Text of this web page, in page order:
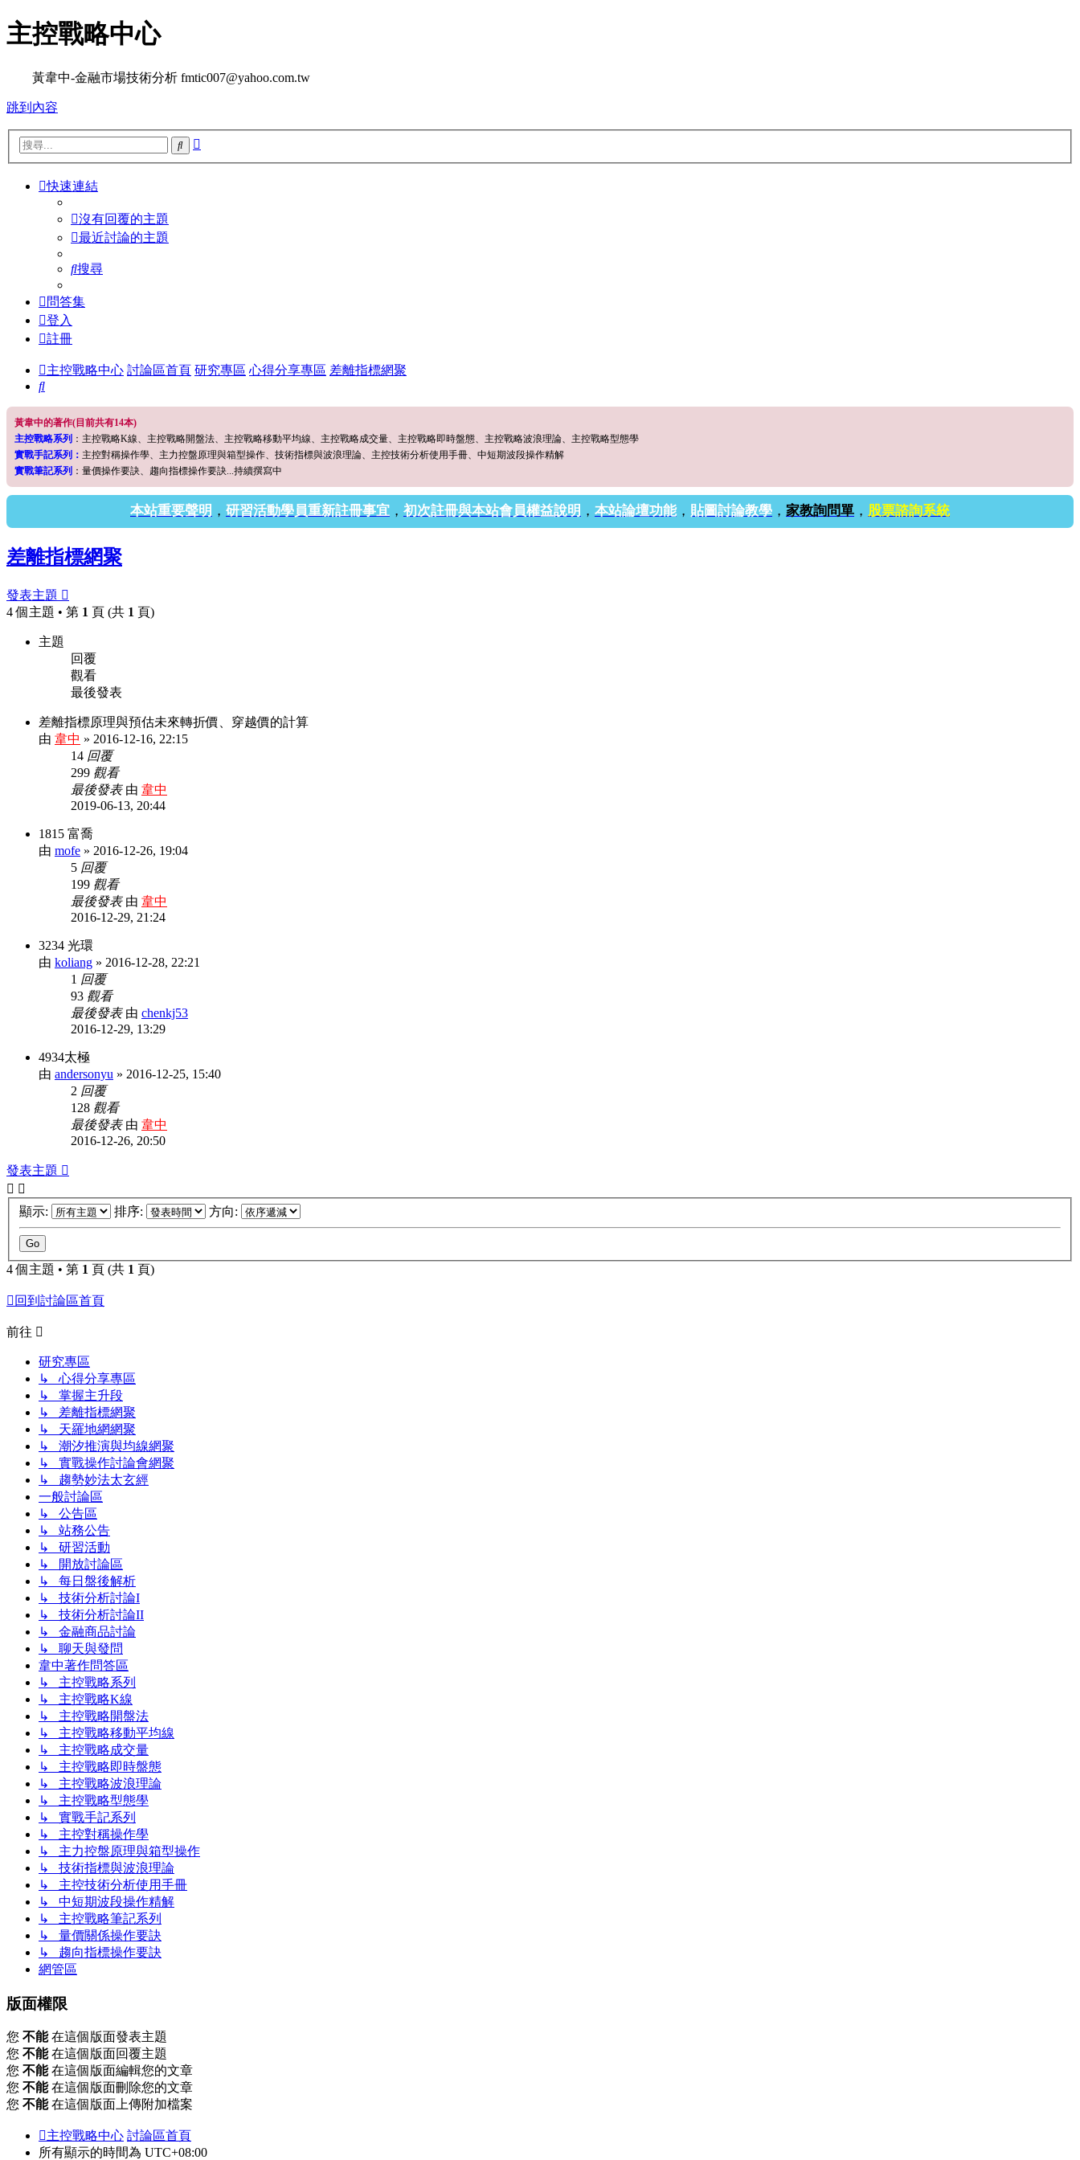
主控戰略中心
黃韋中-金融市場技術分析 fmtic007@yahoo.com.tw
跳到內容
搜
尋 階
快速連結
沒有回覆的主題
最近討論的主題
搜尋
問答集
登入
註冊
主控戰略中心 討論區首頁 研究專區 心得分享專區 差離指標網聚
搜
尋
黃韋中的著作(目前共有14本)
主控戰略系列 ：主控戰略K線、主控戰略開盤法、主控戰略移動平均線、主控戰略成交量、主控戰略即時盤態、主控戰略波浪理論、主控戰略型態學
實戰手記系列： 主控對稱操作學、主力控盤原理與箱型操作、技術指標與波浪理論、主控技術分析使用手冊、中短期波段操作精解
實戰筆記系列 ：量價操作要訣、趨向指標操作要訣...持續撰寫中
本站重要聲明 ， 研習活動學員重新註冊事宜 ， 初次註冊與本站會員權益說明 ， 本站論壇功能， 貼圖討論教學 ， 家教詢問單 ， 股票諮詢系統
差離指標網聚
發表主題
4 個主題 • 第 1 頁 (共 1 頁)
主題
回覆
觀看
最後發表
差離指標原理與預估未來轉折價、穿越價的計算
由 韋中 » 2016-12-16, 22:15
14 回覆
299 觀看
最後發表 由 韋中
2019-06-13, 20:44
1815 富喬
由 mofe » 2016-12-26, 19:04
5 回覆
199 觀看
最後發表 由 韋中
2016-12-29, 21:24
3234 光環
由 koliang » 2016-12-28, 22:21
1 回覆
93 觀看
最後發表 由 chenkj53
2016-12-29, 13:29
4934太極
由 andersonyu » 2016-12-25, 15:40
2 回覆
128 觀看
最後發表 由 韋中
2016-12-26, 20:50
發表主題
顯示: 排序: 方向:
4 個主題 • 第 1 頁 (共 1 頁)
回到討論區首頁
前往
研究專區
↳ 心得分享專區
↳ 掌握主升段
↳ 差離指標網聚
↳ 天羅地網網聚
↳ 潮汐推演與均線網聚
↳ 實戰操作討論會網聚
↳ 趨勢妙法太玄經
一般討論區
↳ 公告區
↳ 站務公告
↳ 研習活動
↳ 開放討論區
↳ 每日盤後解析
↳ 技術分析討論I
↳ 技術分析討論II
↳ 金融商品討論
↳ 聊天與發問
韋中著作問答區
↳ 主控戰略系列
↳ 主控戰略K線
↳ 主控戰略開盤法
↳ 主控戰略移動平均線
↳ 主控戰略成交量
↳ 主控戰略即時盤態
↳ 主控戰略波浪理論
↳ 主控戰略型態學
↳ 實戰手記系列
↳ 主控對稱操作學
↳ 主力控盤原理與箱型操作
↳ 技術指標與波浪理論
↳ 主控技術分析使用手冊
↳ 中短期波段操作精解
↳ 主控戰略筆記系列
↳ 量價關係操作要訣
↳ 趨向指標操作要訣
網管區
版面權限
您 不能在這個版面發表主題
您 不能在這個版面回覆主題
您 不能在這個版面編輯您的文章
您 不能在這個版面刪除您的文章
您 不能在這個版面上傳附加檔案
主控戰略中心 討論區首頁
所有顯示的時間為 UTC+08:00